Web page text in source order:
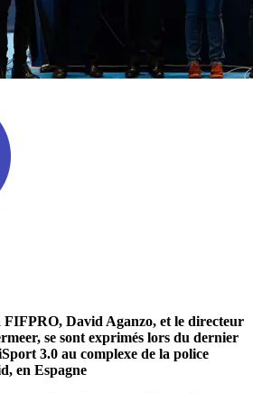
FIFPRO, David Aganzo, et le directeur
se sont exprimés lors du dernier
3.0 au complexe de la police
en Espagne